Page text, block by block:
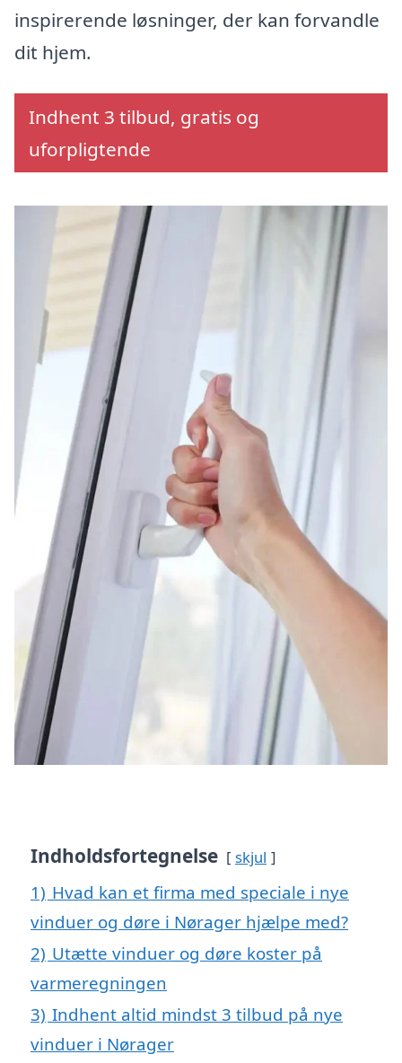
inspirerende løsninger, der kan forvandle
dit hjem.
Indhent 3 tilbud, gratis og
uforpligtende
Indholdsfortegnelse skjul
1) Hvad kan et firma med speciale i nye
vinduer og døre i Nørager hjælpe med?
2) Utætte vinduer og døre koster på
varmeregningen
3) Indhent altid mindst 3 tilbud på nye
vinduer i Nørager